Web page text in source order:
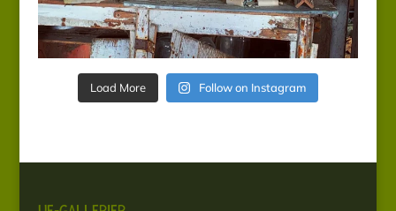
Load More Follow on Instagram